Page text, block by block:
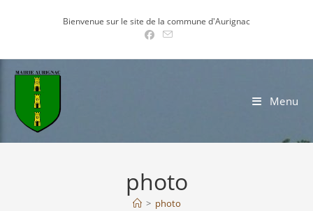
Bienvenue sur le site de la commune d'Aurignac
Menu
photo
> photo